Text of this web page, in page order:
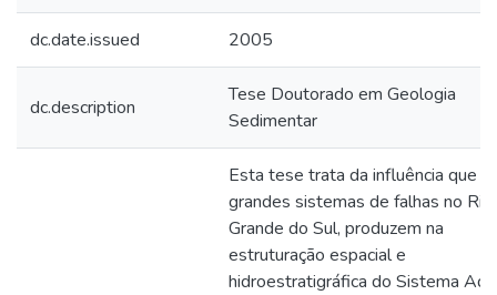
dc.date.issued 2005
dc.description
Tese Doutorado em Geologia
Sedimentar
Esta tese trata da influência que
grandes sistemas de falhas no Rio
Grande do Sul, produzem na
estruturação espacial e
hidroestratigráfica do Sistema